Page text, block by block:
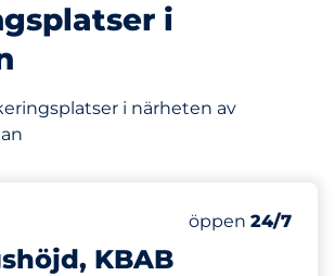
i
i närheten av
KBAB
Antal
Totalt antal
öppen 24/7